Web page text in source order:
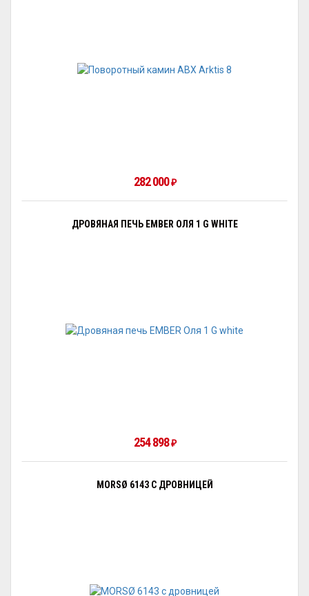
282 000 ₽
ДРОВЯНАЯ ПЕЧЬ EMBER ОЛЯ 1 G WHITE
254 898 ₽
MORSØ 6143 С ДРОВНИЦЕЙ